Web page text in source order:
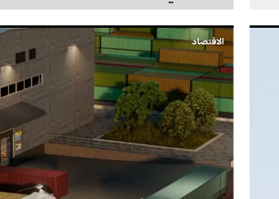
الاقتصاد